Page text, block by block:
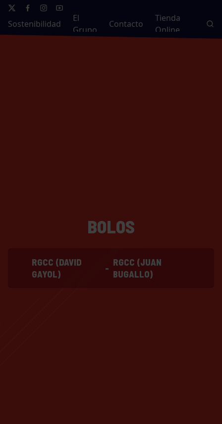
Sostenibilidad
El
Grupo
Contacto
Tienda
Online
BOLOS
RGCC (DAVID
GAYOL)
-
RGCC (JUAN
BUGALLO)